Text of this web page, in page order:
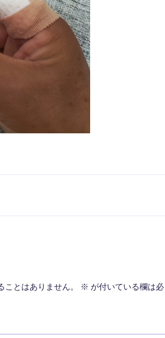
ことはありません。 ※ が付いている欄は必